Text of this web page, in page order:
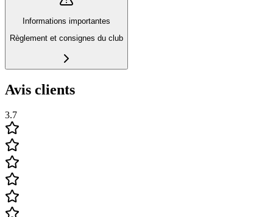
Informations importantes
Règlement et consignes du club
Avis clients
3.7